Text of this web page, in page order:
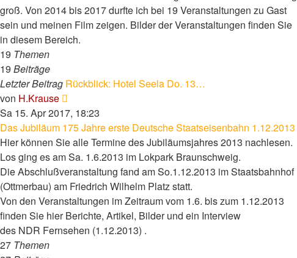
groß. Von 2014 bis 2017 durfte ich bei 19 Veranstaltungen zu Gast
sein und meinen Film zeigen. Bilder der Veranstaltungen finden Sie
in diesem Bereich.
19 Themen
19 Beiträge
Letzter Beitrag Rückblick: Hotel Seela Do. 13…
von H.Krause
Beitrag
Sa 15. Apr 2017, 18:23
Das Jubiläum 175 Jahre erste Deutsche Staatseisenbahn 1.12.2013
Hier können Sie alle Termine des Jubiläumsjahres 2013 nachlesen.
Los ging es am Sa. 1.6.2013 im Lokpark Braunschweig.
Die Abschlußveranstaltung fand am So.1.12.2013 im Staatsbahnhof
(Ottmerbau) am Friedrich Wilhelm Platz statt.
Von den Veranstaltungen im Zeitraum vom 1.6. bis zum 1.12.2013
finden Sie hier Berichte, Artikel, Bilder und ein Interview
des NDR Fernsehen (1.12.2013) .
27 Themen